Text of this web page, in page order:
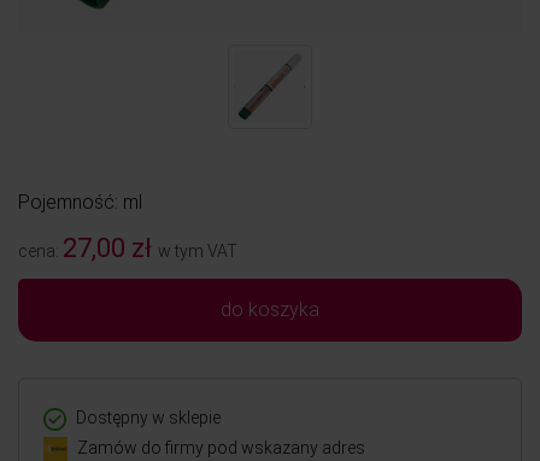
Pojemność: ml
cena: 27,00 zł w tym VAT
do koszyka
Dostępny w sklepie
Zamów do firmy pod wskazany adres